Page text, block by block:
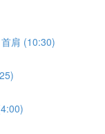
肩 (10:30)